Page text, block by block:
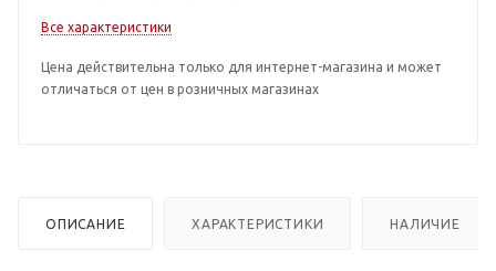
Все характеристики
Цена действительна только для интернет-магазина и может
отличаться от цен в розничных магазинах
ОПИСАНИЕ ХАРАКТЕРИСТИКИ НАЛИЧИЕ